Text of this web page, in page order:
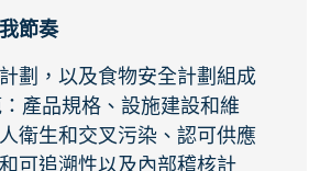
節奏
劃，以及食物安全計劃組成
產品規格、設施建設和維
衛生和交叉污染、認可供應
可追溯性以及內部稽核計